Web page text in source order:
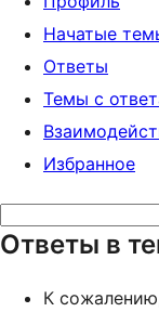
Начатые
Ответы
Темы с
Избранное
ответов:
Ответы в
К